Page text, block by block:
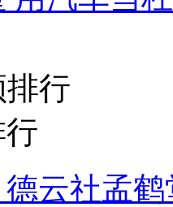
行
德云社孟